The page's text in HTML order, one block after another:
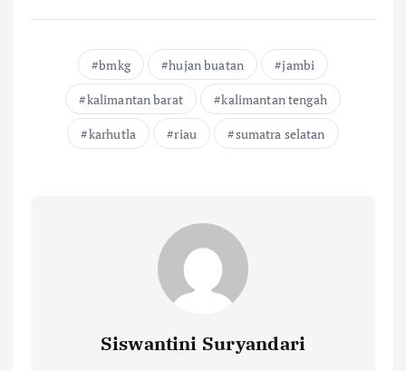
bmkg hujan buatan
jambi
kalimantan barat
kalimantan tengah
karhutla
riau sumatra selatan
Siswantini Suryandari